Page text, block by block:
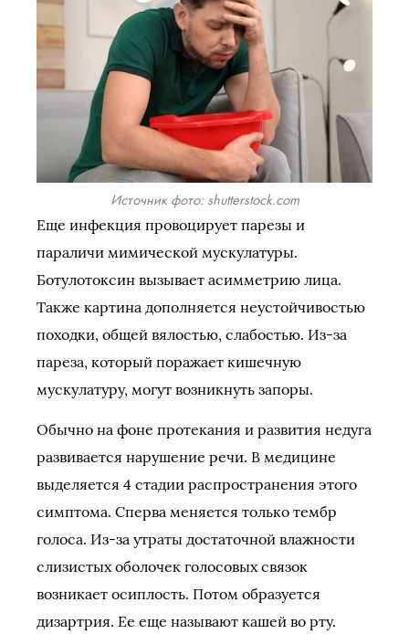
Источник фото: shutterstock.com
Еще инфекция провоцирует парезы и
параличи мимической мускулатуры.
Ботулотоксин вызывает асимметрию лица.
Также картина дополняется неустойчивостью
походки, общей вялостью, слабостью. Из-за
пареза, который поражает кишечную
мускулатуру, могут возникнуть запоры.
Обычно на фоне протекания и развития недуга
развивается нарушение речи. В медицине
выделяется 4 стадии распространения этого
симптома. Сперва меняется только тембр
голоса. Из-за утраты достаточной влажности
слизистых оболочек голосовых связок
возникает осиплость. Потом образуется
дизартрия. Ее еще называют кашей во рту.